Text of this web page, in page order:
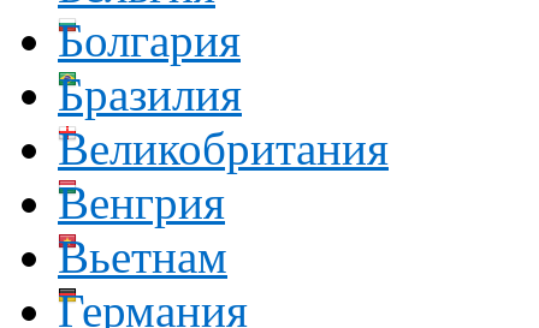
Болгария
Бразилия
Великобритания
Венгрия
Вьетнам
Германия